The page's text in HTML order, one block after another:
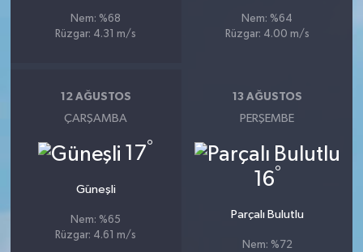
Nem: %68
Rüzgar: 4.31 m/s
Nem: %64
Rüzgar: 4.00 m/s
12 AĞUSTOS
ÇARŞAMBA
17°
Güneşli
Nem: %65
Rüzgar: 4.61 m/s
13 AĞUSTOS
PERŞEMBE
16°
Parçalı Bulutlu
Nem: %72